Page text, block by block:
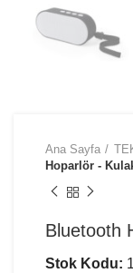
Ana Sayfa
Hoparlör -
Bluetooth
Stok Kodu: